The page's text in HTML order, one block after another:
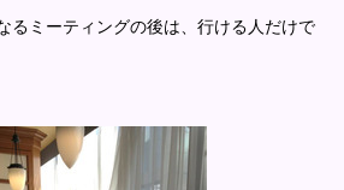
ミーティングの後は、行ける人だけで